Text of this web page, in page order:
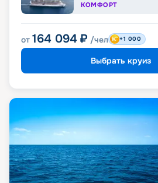
КОМФОРТ
от 164 094 ₽ /чел +1 000
Выбрать круиз